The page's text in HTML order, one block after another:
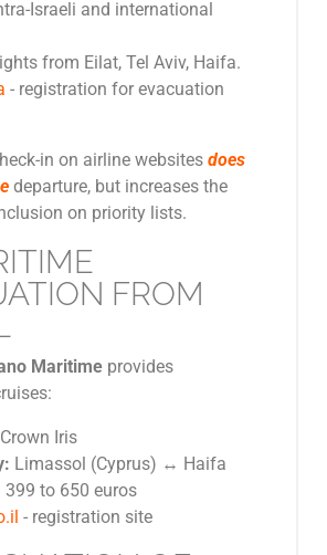
Israeli and international
from Eilat, Tel Aviv, Haifa.
- registration for evacuation
in on airline websites does
departure, but increases the
on priority lists.
FROM
Maritime provides
Crown Iris
Limassol (Cyprus) ↔ Haifa
399 to 650 euros
- registration site